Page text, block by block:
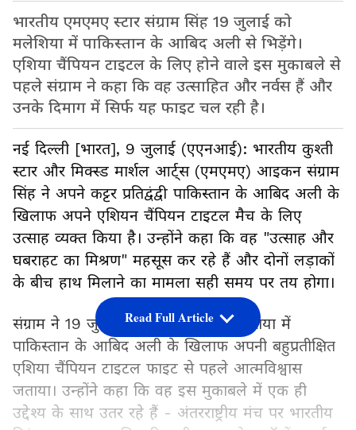
भारतीय एमएमए स्टार संग्राम सिंह 19 जुलाई को
मलेशिया में पाकिस्तान के आबिद अली से भिड़ेंगे।
एशिया चैंपियन टाइटल के लिए होने वाले इस मुकाबले से
पहले संग्राम ने कहा कि वह उत्साहित और नर्वस हैं और
उनके दिमाग में सिर्फ यह फाइट चल रही है।
नई दिल्ली [भारत], 9 जुलाई (एएनआई): भारतीय कुश्ती
स्टार और मिक्स्ड मार्शल आर्ट्स (एमएमए) आइकन संग्राम
सिंह ने अपने कट्टर प्रतिद्वंद्वी पाकिस्तान के आबिद अली के
खिलाफ अपने एशियन चैंपियन टाइटल मैच के लिए
उत्साह व्यक्त किया है। उन्होंने कहा कि वह "उत्साह और
घबराहट का मिश्रण" महसूस कर रहे हैं और दोनों लड़ाकों
के बीच हाथ मिलाने का मामला सही समय पर तय होगा।
संग्राम ने 19 जुलाई को कुआलालंपुर, मलेशिया में
पाकिस्तान के आबिद अली के खिलाफ अपनी बहुप्रतीक्षित
एशिया चैंपियन टाइटल फाइट से पहले आत्मविश्वास
जताया। उन्होंने कहा कि वह इस मुकाबले में एक ही
उद्देश्य के साथ उतर रहे हैं - अंतरराष्ट्रीय मंच पर भारतीय
Read Full Article